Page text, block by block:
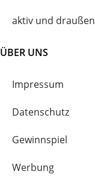
aktiv und draußen
ÜBER UNS
Impressum
Datenschutz
Gewinnspiel
Werbung